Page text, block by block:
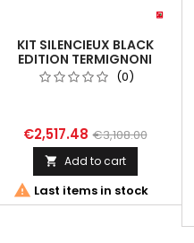
KIT SILENCIEUX BLACK
EDITION TERMIGNONI
DUCATI PANIGALE V4 / V4 S
/ V4 R 2018-2024
(0)
€2,517.48 €3,108.00
 Add to cart
 Last items in stock